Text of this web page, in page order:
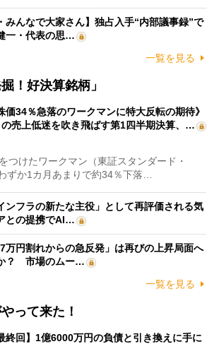
みんなで大家さん】独占入手“内部議事録”で
一・代表の思…
一覧を見る
！好決算銘柄」
価34％急落のワークマンに特大反転の期待》
売上低迷を吹き飛ばす第1四半期決算、…
けたワークマン（東証スタンダード・
ずか1カ月あまりで約34％下落…
ンフラの新たな主役」として再評価される気
との提携でAI…
万円割れからの急反発」は再びの上昇局面へ
？ 市場のムー…
一覧を見る
って来た！
終回】1億6000万円の負債と引き換えに手に